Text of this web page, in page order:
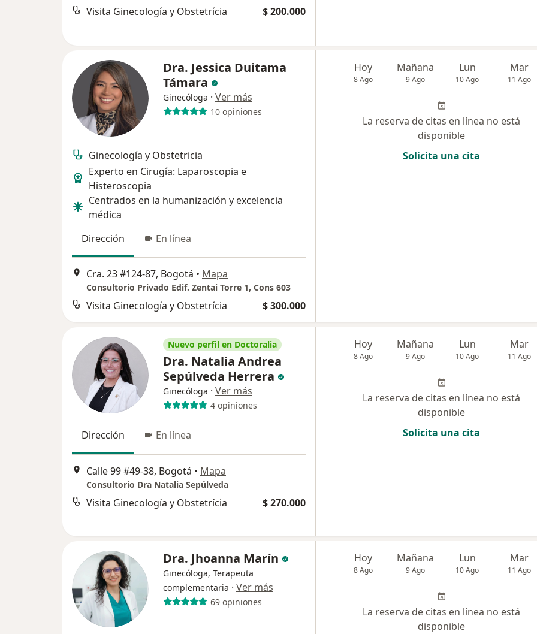
Visita Ginecología y Obstetrícia $ 200.000
Dra. Jessica Duitama
Támara
Ginecóloga · Ver más
10 opiniones
Ginecología y Obstetricia
Experto en Cirugía: Laparoscopia e
Histeroscopia
Centrados en la humanización y excelencia
médica
Dirección
En línea
Cra. 23 #124-87, Bogotá • Mapa
Consultorio Privado Edif. Zentai Torre 1, Cons 603
Visita Ginecología y Obstetrícia $ 300.000
Hoy
8 Ago
Mañana
9 Ago
Lun
10 Ago
Mar
11 Ago
La reserva de citas en línea no está
disponible
Solicita una cita
Nuevo perfil en Doctoralia
Dra. Natalia Andrea
Sepúlveda Herrera
Ginecóloga · Ver más
4 opiniones
Dirección En línea
Calle 99 #49-38, Bogotá • Mapa
Consultorio Dra Natalia Sepúlveda
Visita Ginecología y Obstetrícia $ 270.000
Hoy
8 Ago
Mañana
9 Ago
Lun
10 Ago
Mar
11 Ago
La reserva de citas en línea no está
disponible
Solicita una cita
Dra. Jhoanna Marín
Ginecóloga, Terapeuta
complementaria · Ver más
69 opiniones
Hoy
8 Ago
Mañana
9 Ago
Lun
10 Ago
Mar
11 Ago
La reserva de citas en línea no está
disponible